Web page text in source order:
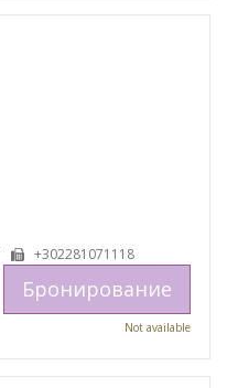
+302281071118
Бронирование
Not available